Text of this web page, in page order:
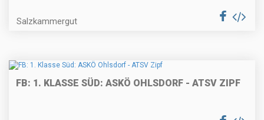
Salzkammergut
FB: 1. KLASSE SÜD: ASKÖ OHLSDORF - ATSV ZIPF